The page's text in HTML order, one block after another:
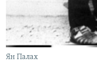
Ян Палах